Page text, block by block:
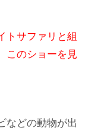
トサファリと組
このショーを見
などの動物が出